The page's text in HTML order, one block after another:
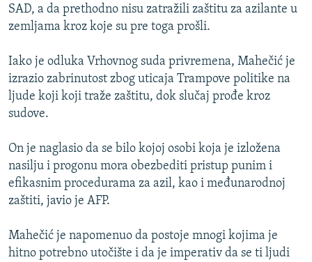
SAD, a da prethodno nisu zatražili zaštitu za azilante u
zemljama kroz koje su pre toga prošli.
Iako je odluka Vrhovnog suda privremena, Mahečić je
izrazio zabrinutost zbog uticaja Trampove politike na
ljude koji koji traže zaštitu, dok slučaj prođe kroz
sudove.
On je naglasio da se bilo kojoj osobi koja je izložena
nasilju i progonu mora obezbediti pristup punim i
efikasnim procedurama za azil, kao i međunarodnoj
zaštiti, javio je AFP.
Mahečić je napomenuo da postoje mnogi kojima je
hitno potrebno utočište i da je imperativ da se ti ljudi